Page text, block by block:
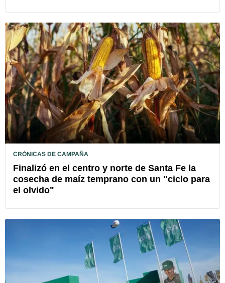
CRÓNICAS DE CAMPAÑA
Finalizó en el centro y norte de Santa Fe la
cosecha de maíz temprano con un "ciclo para
el olvido"